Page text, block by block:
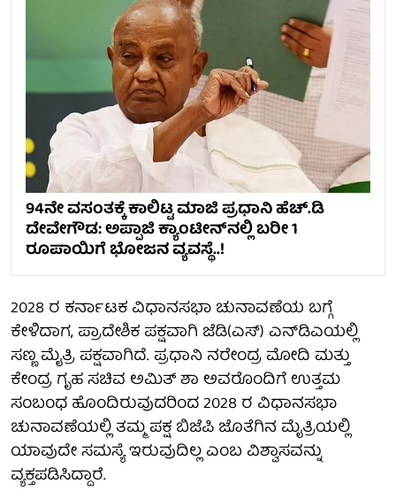
94ನೇ ವಸಂತಕ್ಕೆ ಕಾಲಿಟ್ಟ ಮಾಜಿ ಪ್ರಧಾನಿ ಹೆಚ್.ಡಿ
ದೇವೇಗೌಡ: ಅಪ್ಪಾಜಿ ಕ್ಯಾಂಟೀನ್‌ನಲ್ಲಿ ಬರೀ 1
ರೂಪಾಯಿಗೆ ಭೋಜನ ವ್ಯವಸ್ಥೆ..!
2028 ರ ಕರ್ನಾಟಕ ವಿಧಾನಸಭಾ ಚುನಾವಣೆಯ ಬಗ್ಗೆ
ಕೇಳಿದಾಗ, ಪ್ರಾದೇಶಿಕ ಪಕ್ಷವಾಗಿ ಜೆಡಿ(ಎಸ್) ಎನ್‌ಡಿಎಯಲ್ಲಿ
ಸಣ್ಣ ಮೈತ್ರಿ ಪಕ್ಷವಾಗಿದೆ. ಪ್ರಧಾನಿ ನರೇಂದ್ರ ಮೋದಿ ಮತ್ತು
ಕೇಂದ್ರ ಗೃಹ ಸಚಿವ ಅಮಿತ್ ಶಾ ಅವರೊಂದಿಗೆ ಉತ್ತಮ
ಸಂಬಂಧ ಹೊಂದಿರುವುದರಿಂದ 2028 ರ ವಿಧಾನಸಭಾ
ಚುನಾವಣೆಯಲ್ಲಿ ತಮ್ಮ ಪಕ್ಷ ಬಿಜೆಪಿ ಜೊತೆಗಿನ ಮೈತ್ರಿಯಲ್ಲಿ
ಯಾವುದೇ ಸಮಸ್ಯೆ ಇರುವುದಿಲ್ಲ ಎಂಬ ವಿಶ್ವಾಸವನ್ನು
ವ್ಯಕ್ತಪಡಿಸಿದ್ದಾರೆ.